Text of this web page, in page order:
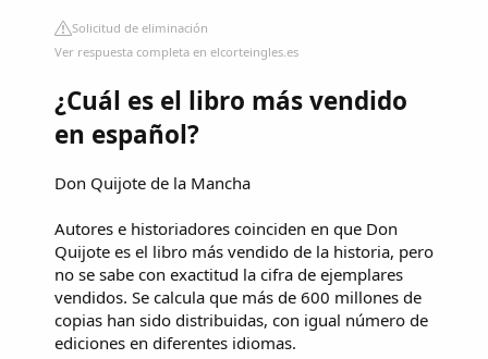
Solicitud de eliminación
Ver respuesta completa en elcorteingles.es
¿Cuál es el libro más vendido
en español?
Don Quijote de la Mancha
Autores e historiadores coinciden en que Don
Quijote es el libro más vendido de la historia, pero
no se sabe con exactitud la cifra de ejemplares
vendidos. Se calcula que más de 600 millones de
copias han sido distribuidas, con igual número de
ediciones en diferentes idiomas.